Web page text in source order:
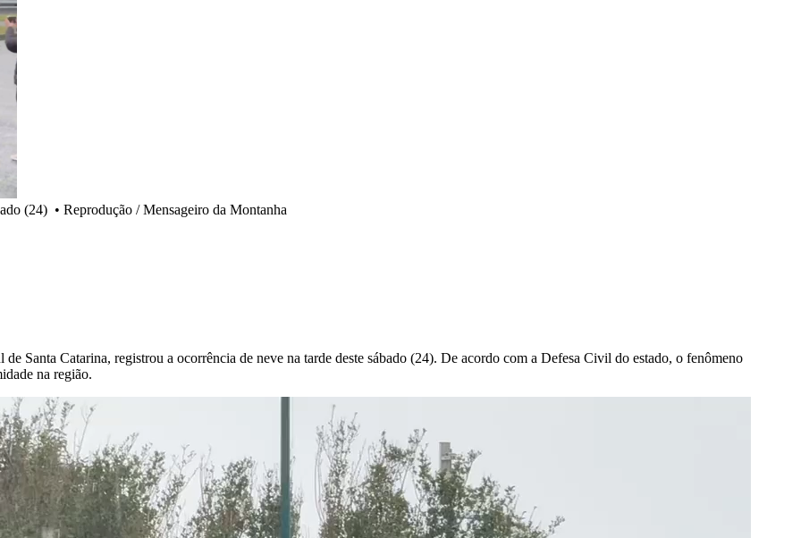
(24) • Reprodução / Mensageiro da Montanha
Santa Catarina, registrou a ocorrência de neve na tarde deste sábado (24). De acordo com a Defesa Civil do estado, o fenômeno
na região.